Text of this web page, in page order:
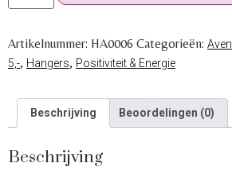
Artikelnummer: HA0006 Categorieën:
5,-, Hangers, Positiviteit & Energie
Beschrijving Beoordelingen (0)
Beschrijving